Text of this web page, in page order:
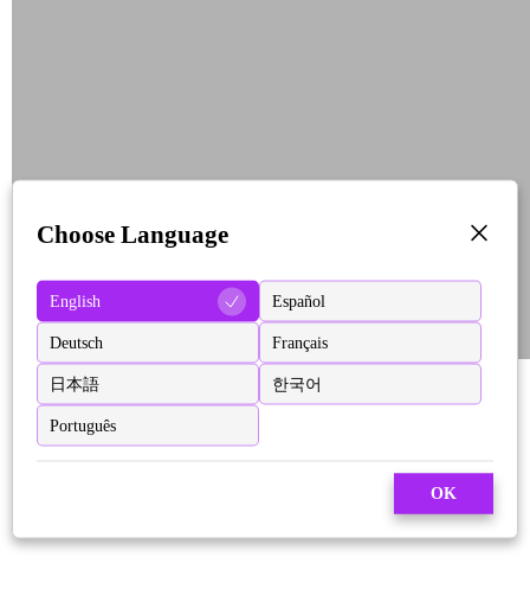
Choose Language
English Español
Deutsch Français
日本語 한국어
Português
OK